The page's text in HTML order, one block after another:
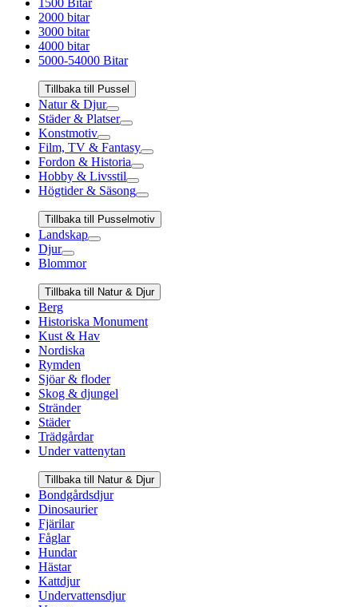
1500 Bitar
2000 bitar
3000 bitar
4000 bitar
5000-54000 Bitar
Tillbaka till Pussel
Natur & Djur
Städer & Platser
Konstmotiv
Film, TV & Fantasy
Fordon & Historia
Hobby & Livsstil
Högtider & Säsong
Tillbaka till Pusselmotiv
Landskap
Djur
Blommor
Tillbaka till Natur & Djur
Berg
Historiska Monument
Kust & Hav
Nordiska
Rymden
Sjöar & floder
Skog & djungel
Stränder
Städer
Trädgårdar
Under vattenytan
Tillbaka till Natur & Djur
Bondgårdsdjur
Dinosaurier
Fjärilar
Fåglar
Hundar
Hästar
Kattdjur
Undervattensdjur